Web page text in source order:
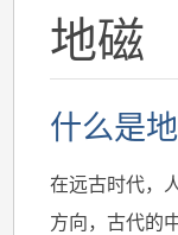
地磁
什么是
在远古时代，
方向，古代的